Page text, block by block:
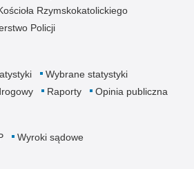
Rzymskokatolickiego
Policji
Wybrane statystyki
Raporty Opinia publiczna
Wyroki sądowe